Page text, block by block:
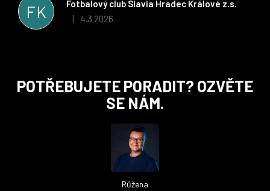
FK
Fotbalový club Slavia Hradec Králové z.s.
Hodnocení obchodu je 5 z 5 hvězdiček.
| 4.3.2026
i nadále, nyní už začínáme řešit i první sady dresů ;)
POTŘEBUJETE PORADIT? OZVĚTE
SE NÁM.
Růžena